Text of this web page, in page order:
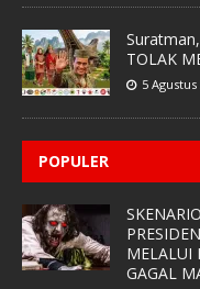
TOLAK
5 Agustus
POPULER
MELALUI
GAGAL